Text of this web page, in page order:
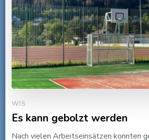
WIS
Es kann gebolzt werden
Nach vielen Arbeitseinsätzen konnten